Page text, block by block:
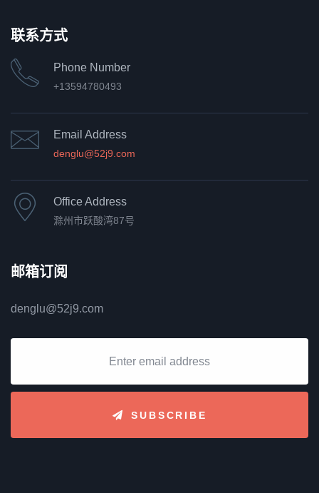
联系方式
Phone Number
+13594780493
Email Address
denglu@52j9.com
Office Address
滁州市跃酸湾87号
邮箱订阅
denglu@52j9.com
SUBSCRIBE